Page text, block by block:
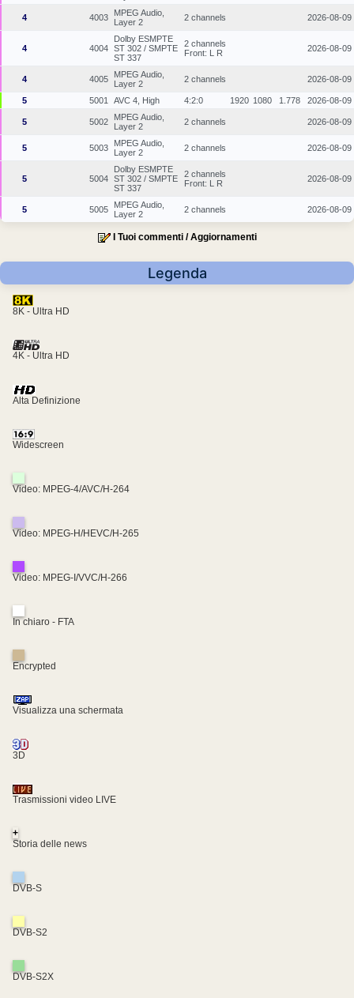
4 4003
MPEG Audio,
Layer 2
2 channels 2026-08-09
4 4004
Dolby ESMPTE
ST 302 / SMPTE
ST 337
2 channels
Front: L R
2026-08-09
4 4005
MPEG Audio,
Layer 2
2 channels 2026-08-09
5 5001 AVC 4, High 4:2:0 1920 1080 1.778 2026-08-09
5 5002
MPEG Audio,
Layer 2
2 channels 2026-08-09
5 5003
MPEG Audio,
Layer 2
2 channels 2026-08-09
5 5004
Dolby ESMPTE
ST 302 / SMPTE
ST 337
2 channels
Front: L R
2026-08-09
5 5005
MPEG Audio,
Layer 2
2 channels 2026-08-09
I Tuoi commenti / Aggiornamenti
Legenda
8K - Ultra HD
4K - Ultra HD
Alta Definizione
Widescreen
Video: MPEG-4/AVC/H-264
Video: MPEG-H/HEVC/H-265
Video: MPEG-I/VVC/H-266
In chiaro - FTA
Encrypted
Visualizza una schermata
3D
Trasmissioni video LIVE
+
Storia delle news
DVB-S
DVB-S2
DVB-S2X